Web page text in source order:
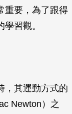
重要，為了跟得
習觀。
，其運動方式的
Newton）之